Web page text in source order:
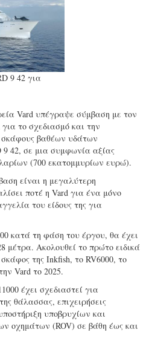
9 42 για
Vard υπέγραψε σύμβαση με τον
το σχεδιασμό και την
σκάφους βαθέων υδάτων
9 42, σε μια συμφωνία αξίας
(700 εκατομμυρίων ευρώ).
είναι η μεγαλύτερη
ποτέ η Vard για ένα μόνο
του είδους της για
κατά τη φάση του έργου, θα έχει
μέτρα. Ακολουθεί το πρώτο ειδικά
της Inkfish, το RV6000, το
Vard το 2025.
έχει σχεδιαστεί για
θάλασσας, επιχειρήσεις
υποβρυχίων και
οχημάτων (ROV) σε βάθη έως και